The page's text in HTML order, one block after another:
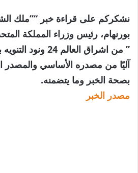
نشكركم على قراءة خبر “”ملك
بورنهام، رئيس وزراء المملكة
” من اشراق العالم
آليًا من مصدره الأساسي والمصدر
بصحة الخبر وما يتضمنه.
مصدر الخبر